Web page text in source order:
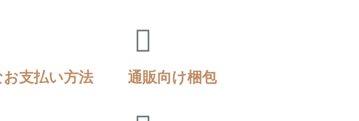
お支払い方法 通販向け梱包